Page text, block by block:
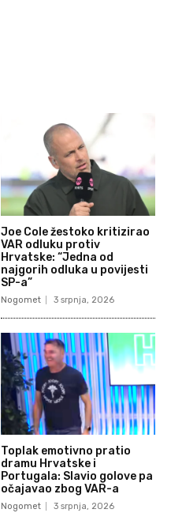
Joe Cole žestoko kritizirao
VAR odluku protiv
Hrvatske: “Jedna od
najgorih odluka u povijesti
SP-a”
Nogomet 3 srpnja, 2026
Toplak emotivno pratio
dramu Hrvatske i
Portugala: Slavio golove pa
očajavao zbog VAR-a
Nogomet 3 srpnja, 2026